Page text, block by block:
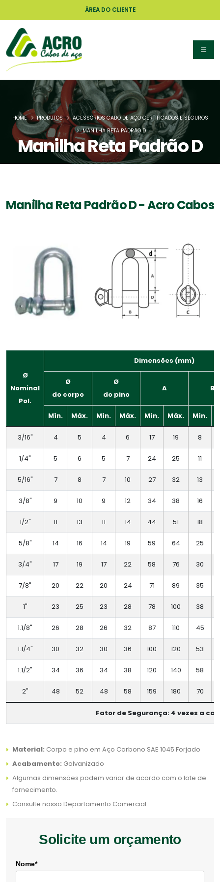
ÁREA DO CLIENTE
Manilha Reta Padrão D
HOME PRODUTOS
ACESSÓRIOS CABO DE AÇO CERTIFICADOS E SEGUROS
MANILHA RETA PADRÃO D
Manilha Reta Padrão D - Acro Cabos
Ø
Nominal
Pol.
Dimensões (mm)
Ø
do corpo
Ø
do pino
A B
Mín. Máx. Mín. Máx. Mín. Máx. Mín.
3/16" 4 5 4 6 17 19 8
1/4" 5 6 5 7 24 25 11
5/16" 7 8 7 10 27 32 13
3/8" 9 10 9 12 34 38 16
1/2" 11 13 11 14 44 51 18
5/8" 14 16 14 19 59 64 25
3/4" 17 19 17 22 58 76 30
7/8" 20 22 20 24 71 89 35
1" 23 25 23 28 78 100 38
1.1/8" 26 28 26 32 87 110 45
1.1/4" 30 32 30 36 100 120 53
1.1/2" 34 36 34 38 120 140 58
2" 48 52 48 58 159 180 70
Fator de Segurança: 4 vezes a
Material: Corpo e pino em Aço Carbono SAE 1045 Forjado
Acabamento: Galvanizado
Algumas dimensões podem variar de acordo com o lote de
fornecimento.
Consulte nosso Departamento Comercial.
Solicite um orçamento
Nome*